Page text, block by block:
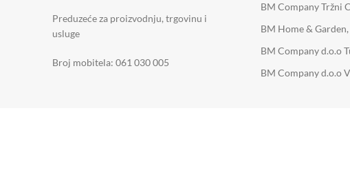
Preduzeće za proizvodnju, trgovinu i
usluge
Broj mobitela: 061 030 005
BM Company Tržni
BM Home &
BM Company d.o.o
BM Company d.o.o